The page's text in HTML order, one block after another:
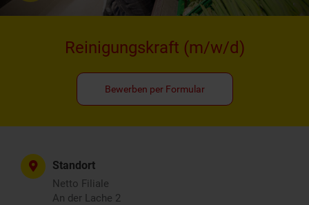
Reinigungskraft (m/w/d)
Bewerben per Formular
Standort
Netto Filiale
An der Lache 2